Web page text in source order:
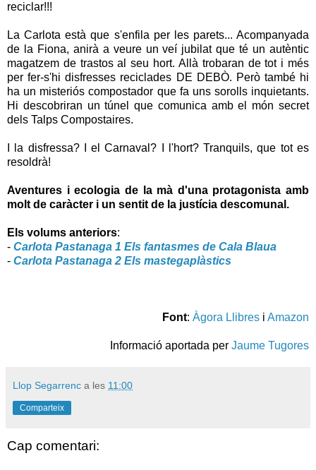
reciclar!!!
La Carlota està que s'enfila per les parets... Acompanyada
de la Fiona, anirà a veure un veí jubilat que té un autèntic
magatzem de trastos al seu hort. Allà trobaran de tot i més
per fer-s'hi disfresses reciclades DE DEBÒ. Però també hi
ha un misteriós compostador que fa uns sorolls inquietants.
Hi descobriran un túnel que comunica amb el món secret
dels Talps Compostaires.
I la disfressa? I el Carnaval? I l'hort? Tranquils, que tot es
resoldrà!
Aventures i ecologia de la mà d'una protagonista amb
molt de caràcter i un sentit de la justícia descomunal.
Els volums anteriors:
- Carlota Pastanaga 1 Els fantasmes de Cala Blaua
- Carlota Pastanaga 2 Els mastegaplàstics
Font: Àgora Llibres i Amazon
Informació aportada per Jaume Tugores
Llop Segarrenc a les 11:00
Comparteix
Cap comentari: